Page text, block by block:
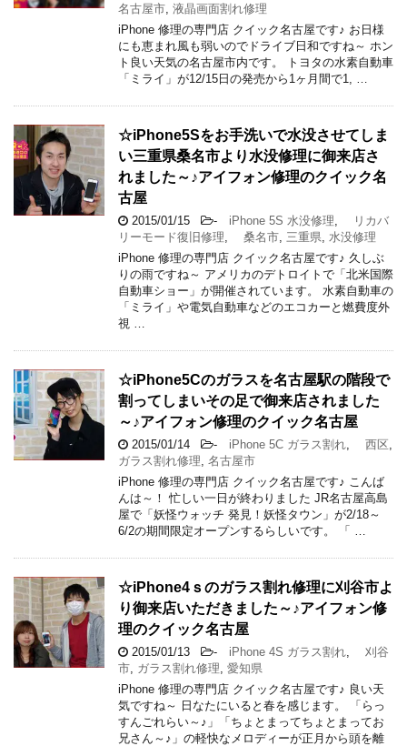
名古屋市 液晶画面割れ修理
iPhone 修理の専門店 クイック名古屋です♪ お日様
にも恵まれ風も弱いのでドライブ日和ですね～ ホン
ト良い天気の名古屋市内です。 トヨタの水素自動車
「ミライ」が12/15日の発売から1ヶ月間で1, …
☆iPhone5Sをお手洗いで水没させてしま
い三重県桑名市より水没修理に御来店さ
れました～♪アイフォン修理のクイック名
古屋
2015/01/15 - iPhone 5S 水没修理
リカバ
リーモード復旧修理
桑名市 三重県
水没修理
iPhone 修理の専門店 クイック名古屋です♪ 久しぶ
りの雨ですね～ アメリカのデトロイトで「北米国際
自動車ショー」が開催されています。 水素自動車の
「ミライ」や電気自動車などのエコカーと燃費度外
視 …
☆iPhone5Cのガラスを名古屋駅の階段で
割ってしまいその足で御来店されました
～♪アイフォン修理のクイック名古屋
2015/01/14 - iPhone 5C ガラス割れ 西区
ガラス割れ修理 名古屋市
iPhone 修理の専門店 クイック名古屋です♪ こんば
んは～！ 忙しい一日が終わりました JR名古屋高島
屋で「妖怪ウォッチ 発見！妖怪タウン」が2/18～
6/2の期間限定オープンするらしいです。 「 …
☆iPhone4ｓのガラス割れ修理に刈谷市よ
り御来店いただきました～♪アイフォン修
理のクイック名古屋
2015/01/13 - iPhone 4S ガラス割れ
刈谷
市 ガラス割れ修理 愛知県
iPhone 修理の専門店 クイック名古屋です♪ 良い天
気ですね～ 日なたにいると春を感じます。 「らっ
すんごれらい～♪」「ちょとまってちょとまってお
兄さん～♪」の軽快なメロディーが正月から頭を離